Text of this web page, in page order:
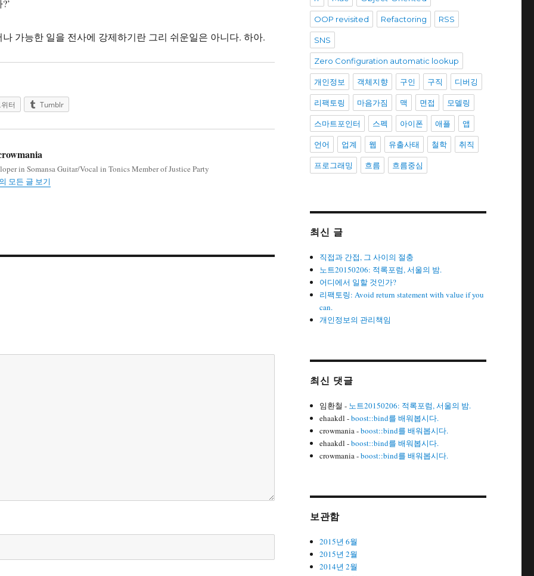
가능한 일을 전사에 강제하기란 그리 쉬운일은 아니다. 하아.
터 Tumblr
in Somansa Guitar/Vocal in Tonics Member of Justice Party
모든 글 보기
OOP revisited Refactoring RSS
SNS
Zero Configuration automatic lookup
개인정보 객체지향 구인 구직 디버깅
리팩토링 마음가짐 맥 면접 모델링
스마트포인터 스펙 아이폰 애플 앱
언어 업계 웹 유출사태 철학 취직
프로그래밍 흐름 흐름중심
최신 글
직접과 간접, 그 사이의 절충
노트20150206: 적록포럼, 서울의 밤.
어디에서 일할 것인가?
리팩토링: Avoid return statement with value if you
can.
개인정보의 관리책임
최신 댓글
임환철 - 노트20150206: 적록포럼, 서울의 밤.
ehaakdl -boost::bind를 배워봅시다.
crowmania-boost::bind를 배워봅시다.
ehaakdl -boost::bind를 배워봅시다.
crowmania-boost::bind를 배워봅시다.
보관함
2015년 6월
2015년 2월
2014년 2월